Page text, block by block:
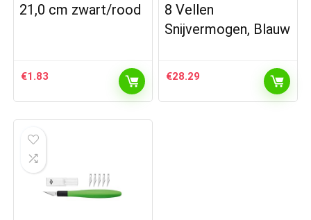
21,0 cm zwart/rood
€1.83
8 Vellen
Snijvermogen, Blauw
€28.29